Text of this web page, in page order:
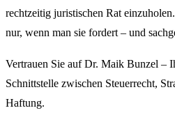
rechtzeitig juristischen Rat
nur, wenn man sie fordert – und
Vertrauen Sie auf Dr. Maik Bunzel –
Schnittstelle zwischen Steuerrecht,
Haftung.